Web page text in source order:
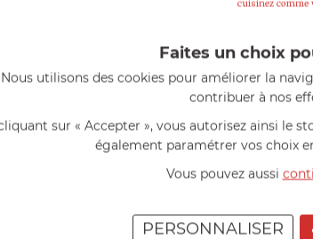
dans
Il est muni d'une queue pour une
AIDE AU
Faites un choix
Nous utilisons des cookies pour améliorer la
contribuer à nos
sur « Accepter », vous autorisez ainsi le
également paramétrer vos choix
Vous pouvez aussi
PERSONNALISER